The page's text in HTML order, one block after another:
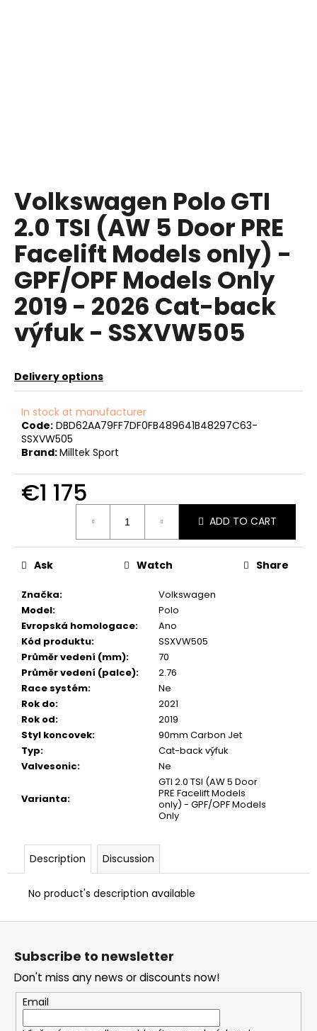
Volkswagen Polo GTI
2.0 TSI (AW 5 Door PRE
Facelift Models only) -
GPF/OPF Models Only
2019 - 2026 Cat-back
výfuk - SSXVW505
Delivery options
In stock at manufacturer
Code: DBD62AA79FF7DF0FB489641B48297C63-
SSXVW505
Brand:Milltek Sport
€1 175
ADD TO CART
Značka:
Volkswagen
Model:
Polo
Evropská homologace:
Ano
Kód produktu:
SSXVW505
Průměr vedení (mm):
70
Průměr vedení (palce):
2.76
Race systém:
Ne
Rok do:
2021
Rok od:
2019
Styl koncovek:
90mm Carbon Jet
Typ:
Cat-back výfuk
Valvesonic: Ne
Varianta:
GTI 2.0 TSI (AW 5 Door
PRE Facelift Models
only) - GPF/OPF Models
Only
Ask Watch Share
Description Discussion
No product's description available
SEARCH
W
e
r
e
c
o
m
e
n
d
KILL
ALL
WIPERS
F
Subscribe to newsletter
Don't miss any news or discounts now!
Email